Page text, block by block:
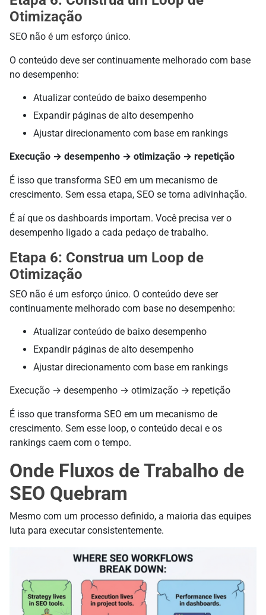
Otimização
SEO não é um esforço único.
O conteúdo deve ser continuamente melhorado com base
no desempenho:
Atualizar conteúdo de baixo desempenho
Expandir páginas de alto desempenho
Ajustar direcionamento com base em rankings
Execução → desempenho → otimização → repetição
É isso que transforma SEO em um mecanismo de
crescimento. Sem essa etapa, SEO se torna adivinhação.
É aí que os dashboards importam. Você precisa ver o
desempenho ligado a cada pedaço de trabalho.
Etapa 6: Construa um Loop de
Otimização
SEO não é um esforço único. O conteúdo deve ser
continuamente melhorado com base no desempenho:
Atualizar conteúdo de baixo desempenho
Expandir páginas de alto desempenho
Ajustar direcionamento com base em rankings
Execução → desempenho → otimização → repetição
É isso que transforma SEO em um mecanismo de
crescimento. Sem esse loop, o conteúdo decai e os
rankings caem com o tempo.
Onde Fluxos de Trabalho de
SEO Quebram
Mesmo com um processo definido, a maioria das equipes
luta para executar consistentemente.